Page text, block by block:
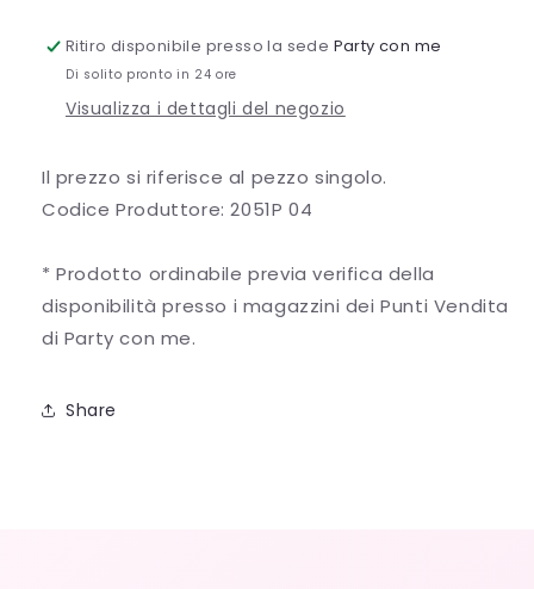
Ritiro disponibile presso la sede Party con me
Di solito pronto in 24 ore
Visualizza i dettagli del negozio
Il prezzo si riferisce al pezzo singolo.
Codice Produttore: 2051P 04
* Prodotto ordinabile previa verifica della
disponibilità presso i magazzini dei Punti Vendita
di Party con me.
Share